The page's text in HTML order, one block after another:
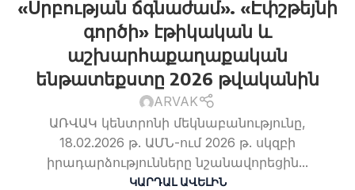
«Սրբության ճգնաժամ». «Էփշթեյնի
գործի» էթիկական և
աշխարհաքաղաքական
ենթատեքստը 2026 թվականին
ARVAK
ԱՌՎԱԿ կենտրոնի մեկնաբանությունը,
18.02.2026 թ. ԱՄՆ-ում 2026 թ. սկզբի
իրադարձությունները նշանավորեցին...
ԿԱՐԴԱԼ ԱՎԵԼԻՆ